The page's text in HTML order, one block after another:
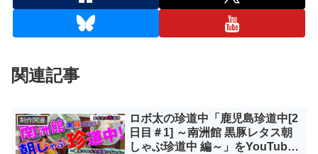
関連記事
制作関連
ロボ太の珍道中「鹿児島珍道中[2
日目＃1] ～南洲館 黒豚レタス朝
しゃぶ珍道中 編～」をYouTube